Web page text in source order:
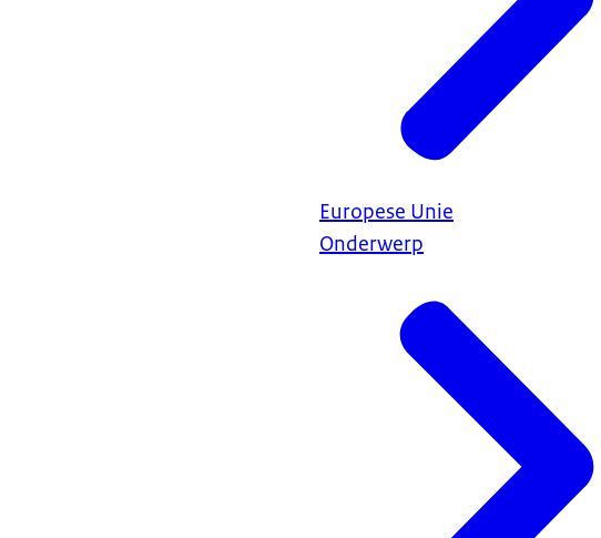
Europese Unie
Onderwerp